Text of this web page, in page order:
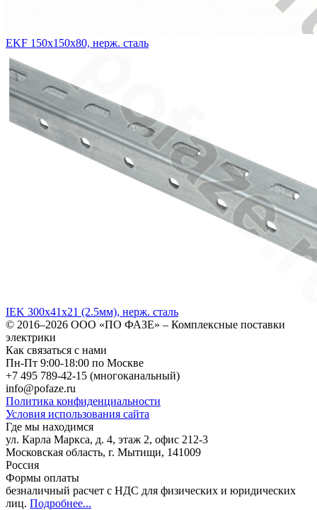
EKF 150х150х80, нерж. сталь
IEK 300х41х21 (2.5мм), нерж. сталь
© 2016–2026 ООО «ПО ФАЗЕ» – Комплексные поставки
электрики
Как связаться с нами
Пн-Пт 9:00-18:00 по Москве
+7 495 789-42-15 (многоканальный)
info@pofaze.ru
Политика конфиденциальности
Условия использования сайта
Где мы находимся
ул. Карла Маркса, д. 4, этаж 2, офис 212-3
Московская область, г. Мытищи, 141009
Россия
Формы оплаты
безналичный расчет с НДС для физических и юридических
лиц. Подробнее...